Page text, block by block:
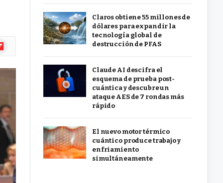
Claros obtiene 55 millones de
dólares para expandir la
tecnología global de
destrucción de PFAS
Claude AI descifra el
esquema de prueba post-
cuántica y descubre un
ataque AES de 7 rondas más
rápido
El nuevo motor térmico
cuántico produce trabajo y
enfriamiento
simultáneamente